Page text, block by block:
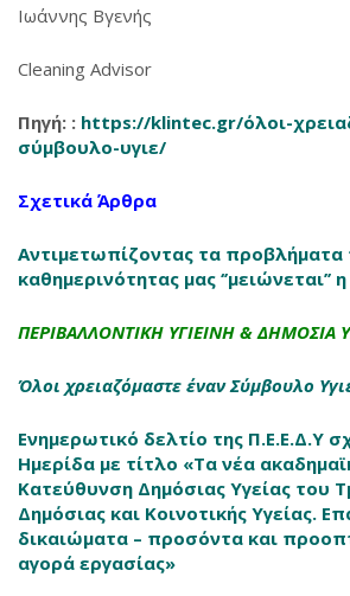
Ιωάννης Βγενής
Cleaning Advisor
Πηγή: : https://klintec.gr/όλοι-
σύμβουλο-υγιε/
Σχετικά Άρθρα
Αντιμετωπίζοντας τα προβλήματα
καθημερινότητας μας ‘’μειώνεται’’
ΠΕΡΙΒΑΛΛΟΝΤΙΚΗ ΥΓΙΕΙΝΗ & ΔΗΜΟΣΙΑ
Όλοι χρειαζόμαστε έναν Σύμβουλο
Ενημερωτικό δελτίο της Π.Ε.Ε.Δ.Υ
Ημερίδα με τίτλο «Τα νέα
Κατεύθυνση Δημόσιας Υγείας του
Δημόσιας και Κοινοτικής Υγείας.
δικαιώματα – προσόντα και
αγορά εργασίας»